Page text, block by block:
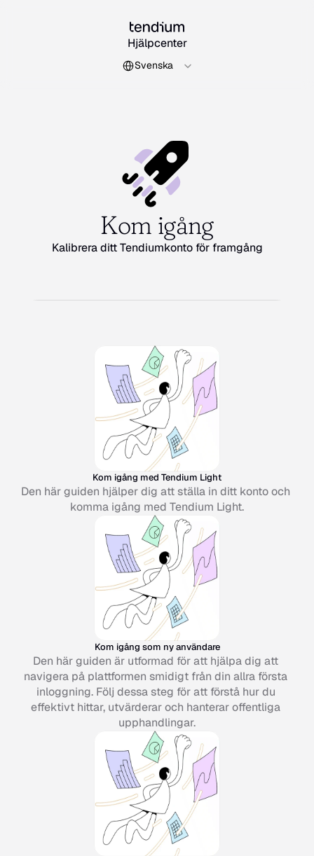
Svenska
Hjälpcenter
Kom igång
Kalibrera ditt Tendiumkonto för framgång
Kom igång med Tendium Light
Den här guiden hjälper dig att ställa in ditt konto och
komma igång med Tendium Light.
Kom igång som ny användare
Den här guiden är utformad för att hjälpa dig att
navigera på plattformen smidigt från din allra första
inloggning. Följ dessa steg för att förstå hur du
effektivt hittar, utvärderar och hanterar offentliga
upphandlingar.